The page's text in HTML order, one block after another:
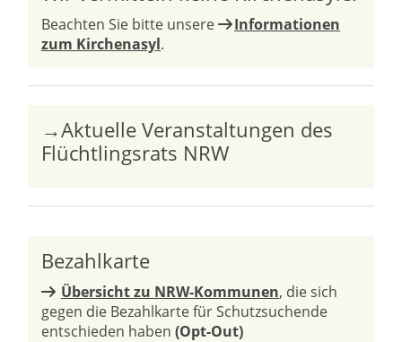
Beachten Sie bitte unsere
Informationen
zum Kirchenasyl.
→Aktuelle Veranstaltungen des
Flüchtlingsrats NRW
Bezahlkarte
Übersicht zu NRW-Kommunen, die sich
gegen die Bezahlkarte für Schutzsuchende
entschieden haben (Opt-Out)